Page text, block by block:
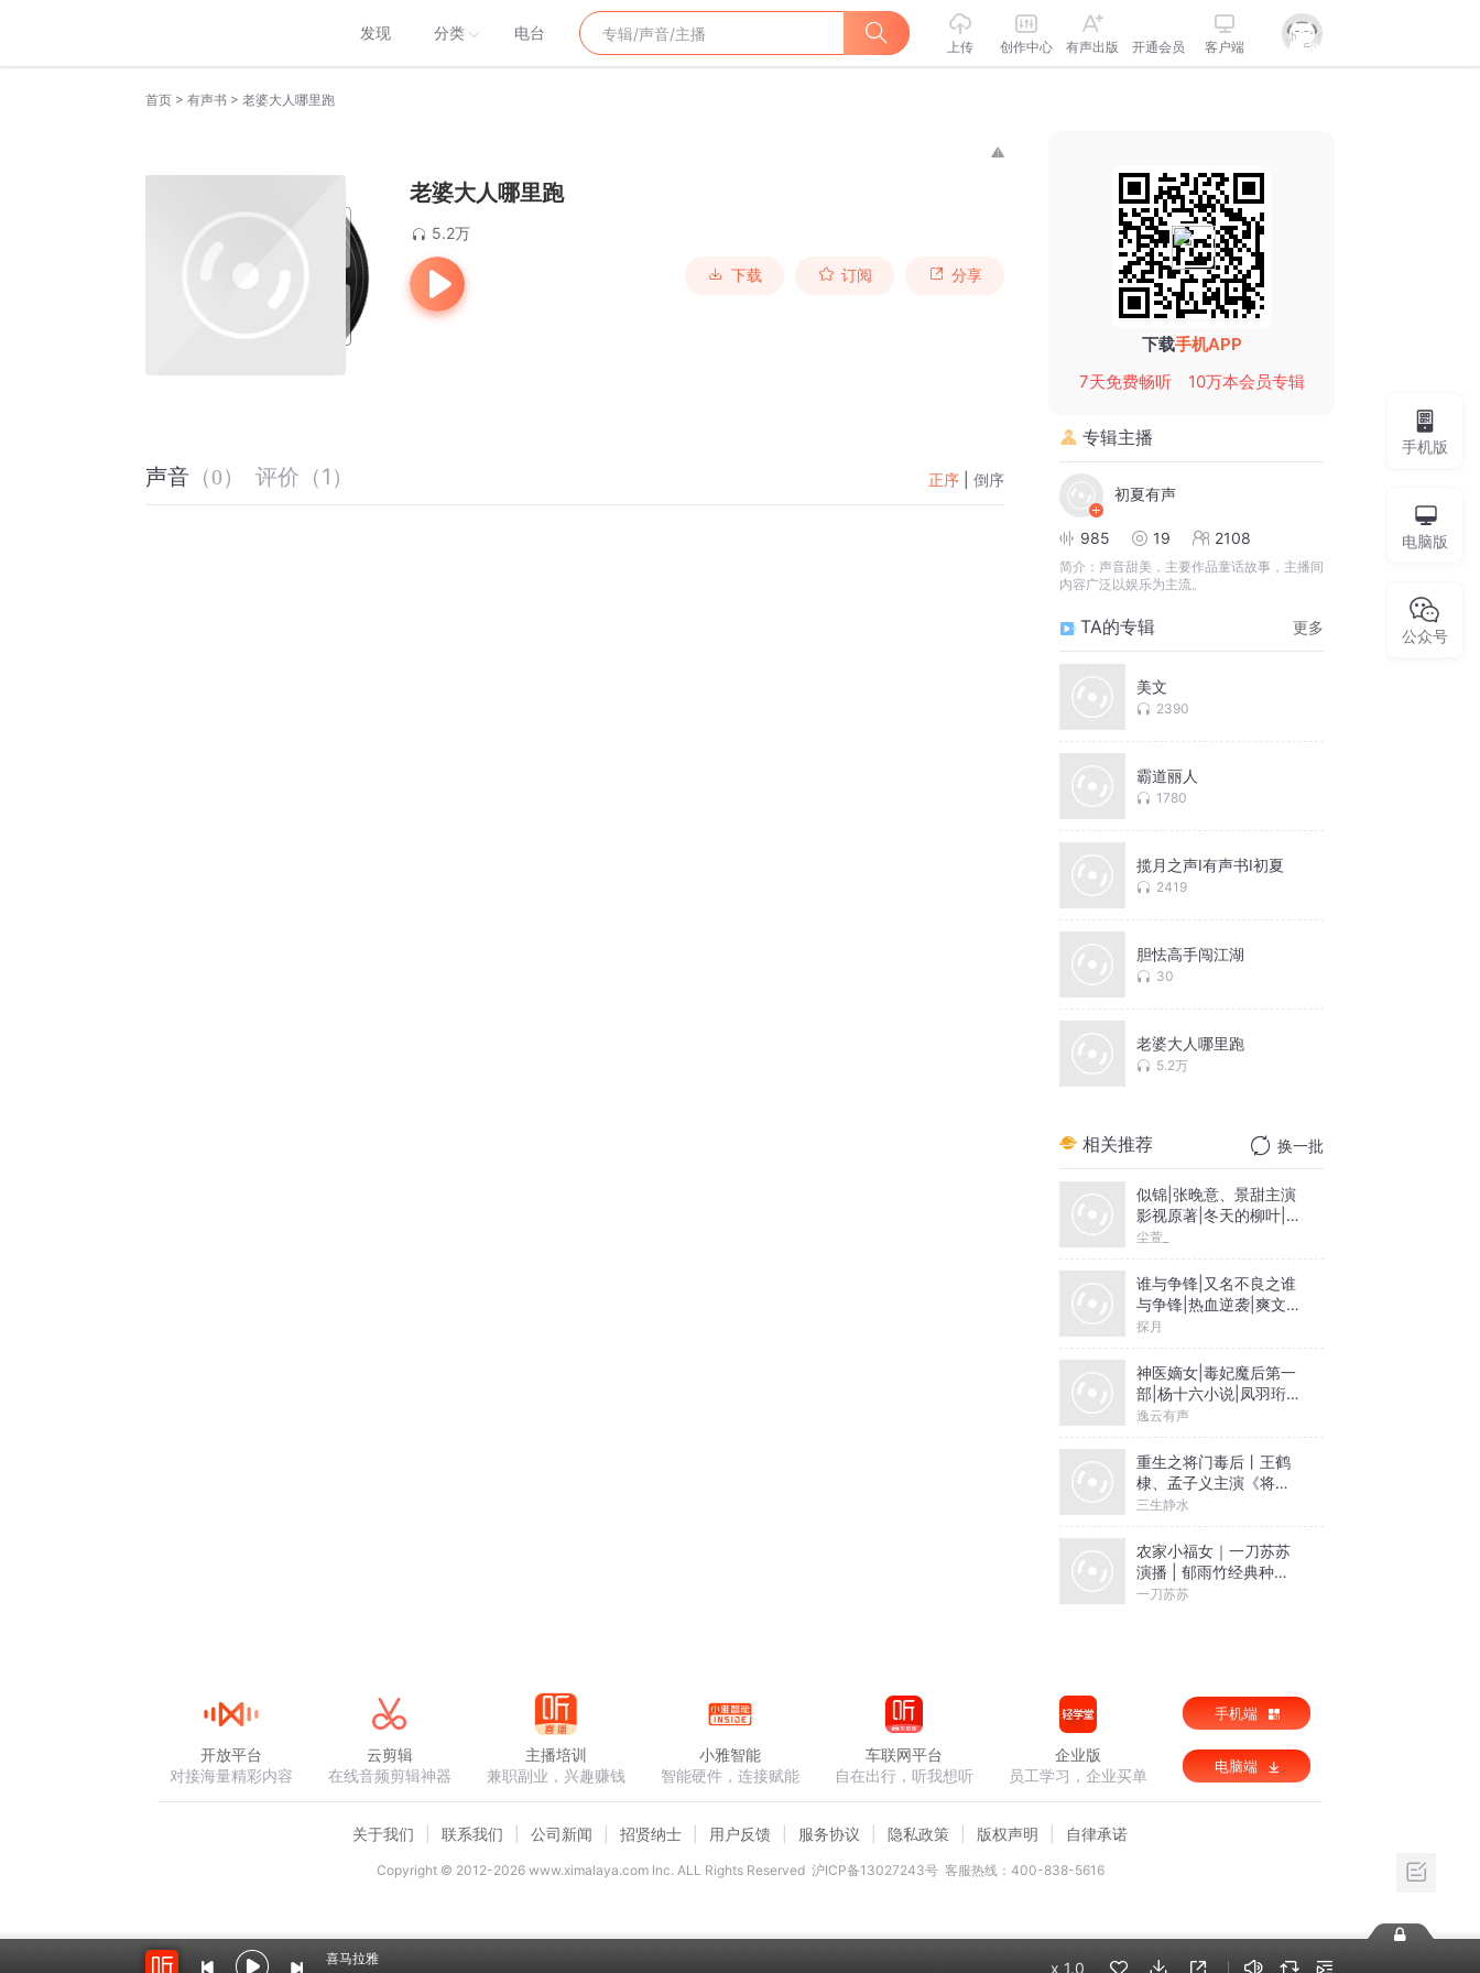
发现 分类 电台
上传 创作中心 有声出版 开通会员 客户端
首页 > 有声书 > 老婆大人哪里跑
老婆大人哪里跑
5.2万
下载 订阅 分享
声音 （0） 评价 （1 ） 正序 倒序
下载手机APP
7天免费畅听
10万本会员专辑
专辑主播
初夏有声
985 19 2108
简介： 声音甜美，主要作品童话故事，主播间
内容广泛以娱乐为主流。
TA的专辑 更多
美文
2390
霸道丽人
1780
揽月之声I有声书I初夏
2419
胆怯高手闯江湖
30
老婆大人哪里跑
5.2万
相关推荐 换一批
似锦|张晚意、景甜主演
影视原著|冬天的柳叶|尘
萱&雪月之下领衔|多人
尘萱_
谁与争锋|又名不良之谁
与争锋|热血逆袭|爽文爆
笑|会员免费
探月
神医嫡女|毒妃魔后第一
部|杨十六小说|凤羽珩玄
天冥
逸云有声
重生之将门毒后丨王鹤
棣、孟子义主演《将门
独后》原著丨千山茶客
剧场】
三生静水
农家小福女｜一刀苏苏
演播 | 郁雨竹经典种田
文｜VIP免费多人有声剧
一刀苏苏
手机版
电脑版
公众号
喜马拉雅
x 1.0
开放平台
对接海量精彩内容
云剪辑
在线音频剪辑神器
主播培训
兼职副业，兴趣赚钱
小雅智能
智能硬件，连接赋能
车联网平台
自在出行，听我想听
企业版
员工学习，企业买单
手机端
电脑端
关于我们 联系我们 公司新闻 招贤纳士 用户反馈 服务协议 隐私政策 版权声明 自律承诺
Copyright © 2012-2026www.ximalaya.com lnc. ALL Rights Reserved 沪ICP备13027243号 客服热线：400-838-5616